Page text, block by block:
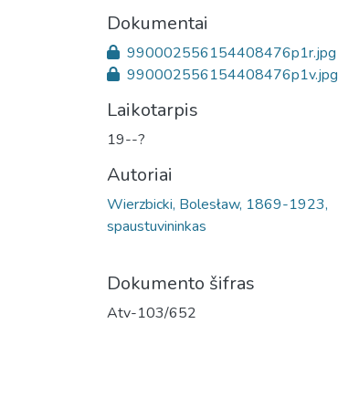
Dokumentai
990002556154408476p1r.jpg
990002556154408476p1v.jpg
Laikotarpis
19--?
Autoriai
Wierzbicki, Bolesław, 1869-1923,
spaustuvininkas
Dokumento šifras
Atv-103/652